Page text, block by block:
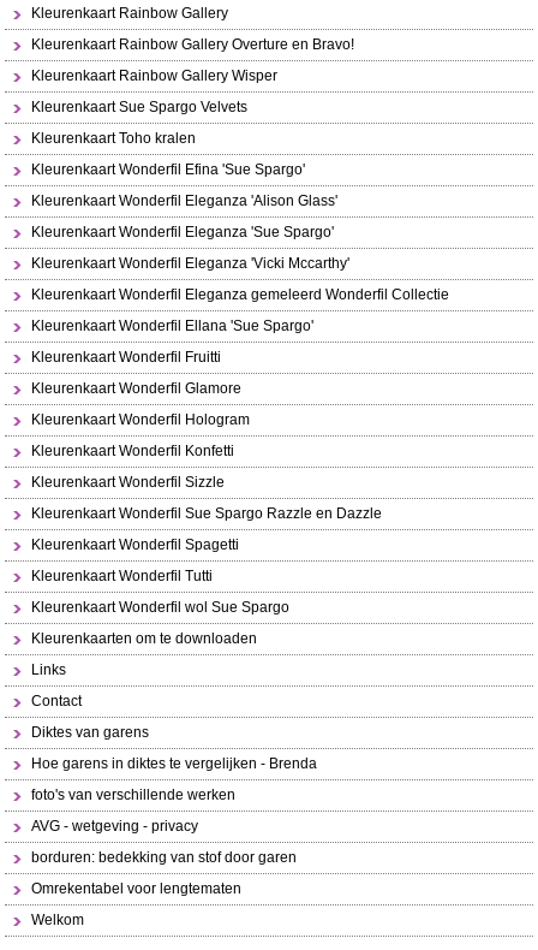
Kleurenkaart Rainbow Gallery
Kleurenkaart Rainbow Gallery Overture en Bravo!
Kleurenkaart Rainbow Gallery Wisper
Kleurenkaart Sue Spargo Velvets
Kleurenkaart Toho kralen
Kleurenkaart Wonderfil Efina 'Sue Spargo'
Kleurenkaart Wonderfil Eleganza 'Alison Glass'
Kleurenkaart Wonderfil Eleganza 'Sue Spargo'
Kleurenkaart Wonderfil Eleganza 'Vicki Mccarthy'
Kleurenkaart Wonderfil Eleganza gemeleerd Wonderfil Collectie
Kleurenkaart Wonderfil Ellana 'Sue Spargo'
Kleurenkaart Wonderfil Fruitti
Kleurenkaart Wonderfil Glamore
Kleurenkaart Wonderfil Hologram
Kleurenkaart Wonderfil Konfetti
Kleurenkaart Wonderfil Sizzle
Kleurenkaart Wonderfil Sue Spargo Razzle en Dazzle
Kleurenkaart Wonderfil Spagetti
Kleurenkaart Wonderfil Tutti
Kleurenkaart Wonderfil wol Sue Spargo
Kleurenkaarten om te downloaden
Links
Contact
Diktes van garens
Hoe garens in diktes te vergelijken - Brenda
foto's van verschillende werken
AVG - wetgeving - privacy
borduren: bedekking van stof door garen
Omrekentabel voor lengtematen
Welkom